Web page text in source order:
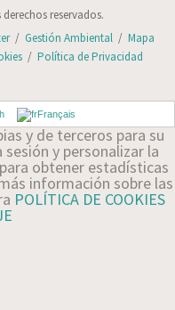
reservados.
/ Gestión Ambiental/ Mapa
/ Política de Privacidad
Français
y de terceros para su
y personalizar la
obtener estadísticas
información sobre las
POLÍTICA DE COOKIES